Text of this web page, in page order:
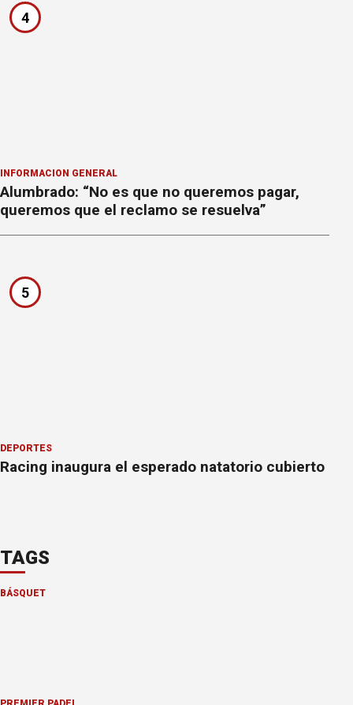
4
INFORMACION GENERAL
Alumbrado: “No es que no queremos pagar,
queremos que el reclamo se resuelva”
5
DEPORTES
Racing inaugura el esperado natatorio cubierto
TAGS
BÁSQUET